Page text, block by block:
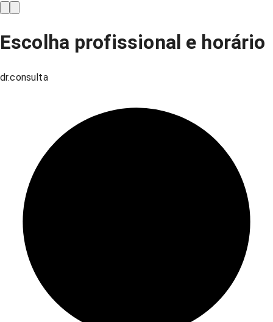
Escolha profissional e horário
dr.consulta